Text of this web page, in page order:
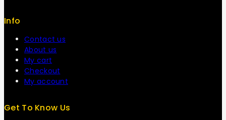
Info
Contact us
About us
My cart
Checkout
My account
Get To Know Us